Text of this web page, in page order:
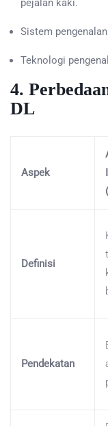
pejalan kaki.
Sistem
Teknologi
4.
DL
Aspek
Definisi
Pendekatan